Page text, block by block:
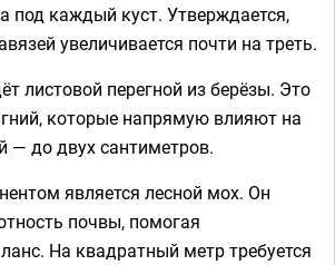
под каждый куст. Утверждается,
увеличивается почти на треть.
листовой перегной из берёзы. Это
которые напрямую влияют на
— до двух сантиметров.
является лесной мох. Он
почвы, помогая
На квадратный метр требуется